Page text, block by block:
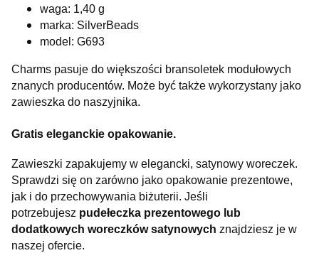
waga: 1,40 g
marka: SilverBeads
model: G693
Charms pasuje do większości bransoletek modułowych
znanych producentów. Może być także wykorzystany jako
zawieszka do naszyjnika.
Gratis eleganckie opakowanie.
Zawieszki zapakujemy w elegancki, satynowy woreczek.
Sprawdzi się on zarówno jako opakowanie prezentowe,
jak i do przechowywania biżuterii. Jeśli
potrzebujesz pudełeczka prezentowego lub
dodatkowych woreczków satynowych znajdziesz je w
naszej ofercie.